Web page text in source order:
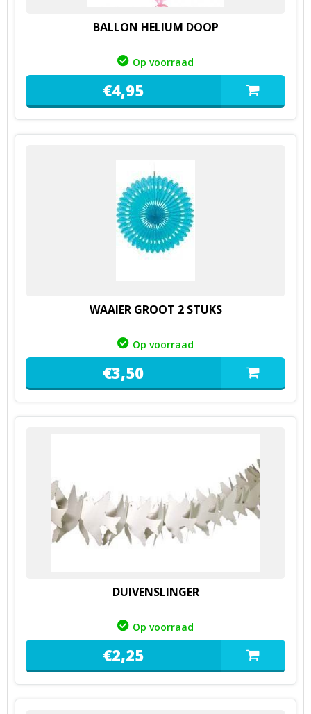
BALLON HELIUM DOOP
Op voorraad
€4,95
WAAIER GROOT 2 STUKS
Op voorraad
€3,50
DUIVENSLINGER
Op voorraad
€2,25